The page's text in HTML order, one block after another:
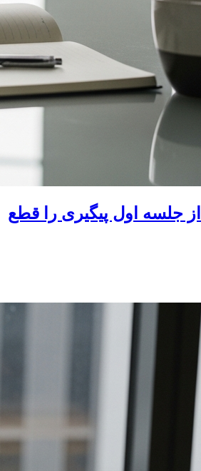
جلسه اول پیگیری را قطع